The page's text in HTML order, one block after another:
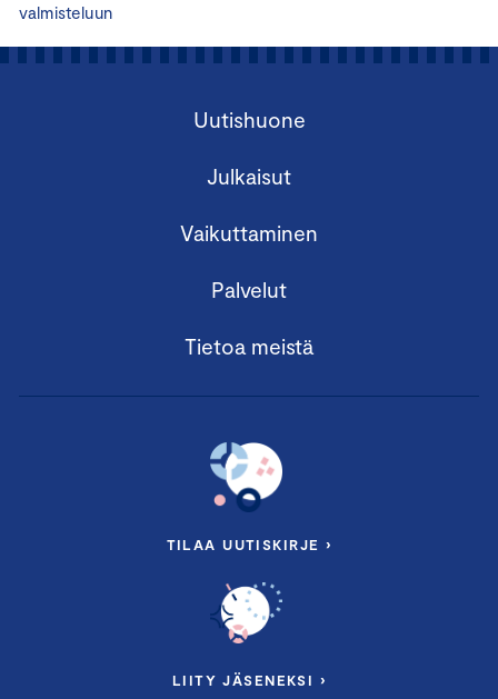
valmisteluun
Uutishuone
Julkaisut
Vaikuttaminen
Palvelut
Tietoa meistä
TILAA UUTISKIRJE ›
LIITY JÄSENEKSI ›